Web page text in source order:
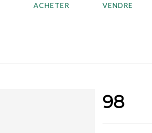
ACHETER VENDRE
98